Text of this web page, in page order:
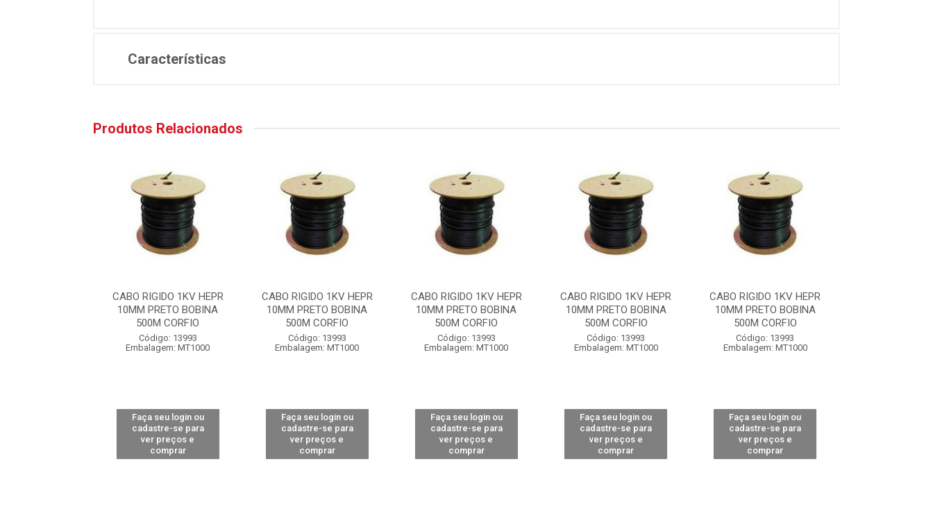
Características
Produtos Relacionados
CABO RIGIDO 1KV HEPR
10MM PRETO BOBINA
500M CORFIO
Código: 13993
Embalagem: MT1000
Faça seu login ou
cadastre-se para
ver preços e
comprar
CABO RIGIDO 1KV HEPR
10MM PRETO BOBINA
500M CORFIO
Código: 13993
Embalagem: MT1000
Faça seu login ou
cadastre-se para
ver preços e
comprar
CABO RIGIDO 1KV HEPR
10MM PRETO BOBINA
500M CORFIO
Código: 13993
Embalagem: MT1000
Faça seu login ou
cadastre-se para
ver preços e
comprar
CABO RIGIDO 1KV HEPR
10MM PRETO BOBINA
500M CORFIO
Código: 13993
Embalagem: MT1000
Faça seu login ou
cadastre-se para
ver preços e
comprar
CABO RIGIDO 1KV HEPR
10MM PRETO BOBINA
500M CORFIO
Código: 13993
Embalagem: MT1000
Faça seu login ou
cadastre-se para
ver preços e
comprar